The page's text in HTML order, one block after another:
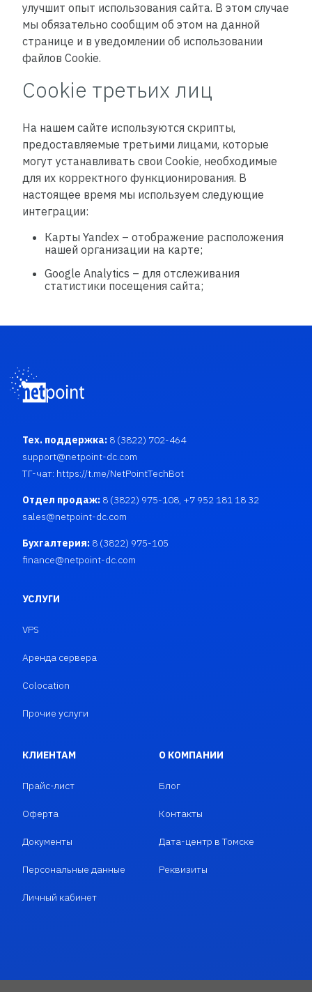
улучшит опыт использования сайта. В этом случае
мы обязательно сообщим об этом на данной
странице и в уведомлении об использовании
файлов Cookie.
Cookie третьих лиц
На нашем сайте используются скрипты,
предоставляемые третьими лицами, которые
могут устанавливать свои Cookie, необходимые
для их корректного функционирования. В
настоящее время мы используем следующие
интеграции:
Карты Yandex – отображение расположения
нашей организации на карте;
Google Analytics – для отслеживания
статистики посещения сайта;
Тех. поддержка: 8 (3822) 702-464
support@netpoint-dc.com
ТГ-чат: https://t.me/NetPointTechBot
Отдел продаж: 8 (3822) 975-108, +7 952 181 18 32
sales@netpoint-dc.com
Бухгалтерия: 8 (3822) 975-105
finance@netpoint-dc.com
УСЛУГИ
VPS
Аренда сервера
Colocation
Прочие услуги
КЛИЕНТАМ
Прайс-лист
Оферта
Документы
Персональные данные
Личный кабинет
О КОМПАНИИ
Блог
Контакты
Дата-центр в Томске
Реквизиты